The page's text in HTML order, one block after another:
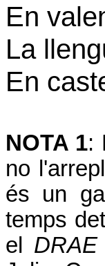
En
La
En
NOTA 1:
no
és un
temps
el DRAE